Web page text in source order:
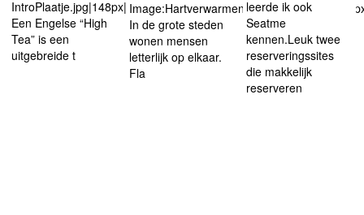
IntroPlaatje.jpg|148px|right
Een Engelse “High
Tea” is een
uitgebreide t
In de grote steden
wonen mensen
letterlijk op elkaar.
Fla
leerde ik ook
Seatme
kennen.Leuk twee
reserveringssites
die makkelijk
reserveren